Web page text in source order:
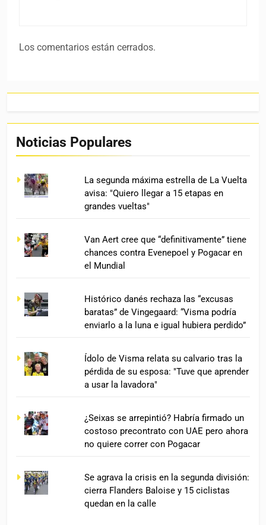
Los comentarios están cerrados.
Noticias Populares
La segunda máxima estrella de La Vuelta
avisa: "Quiero llegar a 15 etapas en
grandes vueltas"
Van Aert cree que “definitivamente” tiene
chances contra Evenepoel y Pogacar en
el Mundial
Histórico danés rechaza las “excusas
baratas” de Vingegaard: “Visma podría
enviarlo a la luna e igual hubiera perdido”
Ídolo de Visma relata su calvario tras la
pérdida de su esposa: "Tuve que aprender
a usar la lavadora"
¿Seixas se arrepintió? Habría firmado un
costoso precontrato con UAE pero ahora
no quiere correr con Pogacar
Se agrava la crisis en la segunda división:
cierra Flanders Baloise y 15 ciclistas
quedan en la calle